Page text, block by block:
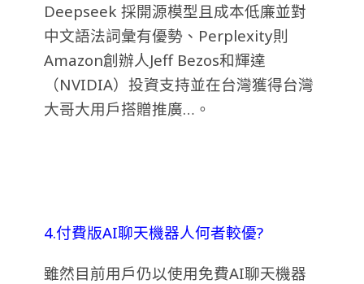
Deepseek 採開源模型且成本低廉並對
中文語法詞彙有優勢、Perplexity則
Amazon創辦人Jeff Bezos和輝達
（NVIDIA）投資支持並在台灣獲得台灣
大哥大用戶搭贈推廣…。
4.付費版AI聊天機器人何者較優?
雖然目前用戶仍以使用免費AI聊天機器